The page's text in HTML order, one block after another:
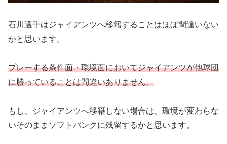
石川選手はジャイアンツへ移籍することはほぼ間違いない
かと思います。
プレーする条件面・環境面においてジャイアンツが他球団
に勝っていることは間違いありません。
もし、ジャイアンツへ移籍しない場合は、環境が変わらな
いそのままソフトバンクに残留するかと思います。